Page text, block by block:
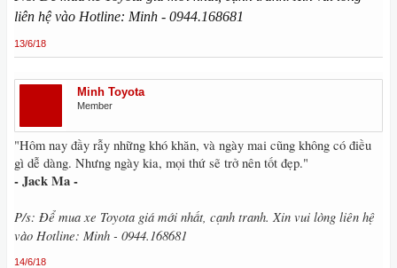
liên hệ vào Hotline: Minh - 0944.168681
13/6/18
Minh Toyota
Member
"Hôm nay đầy rẫy những khó khăn, và ngày mai cũng không có điều
gì dễ dàng. Nhưng ngày kia, mọi thứ sẽ trở nên tốt đẹp."
- Jack Ma -
P/s: Để mua xe Toyota giá mới nhất, cạnh tranh. Xin vui lòng liên hệ
vào Hotline: Minh - 0944.168681
14/6/18